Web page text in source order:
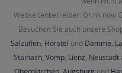
Webseitenbetreiber: Drink now
Besuchen Sie auch unsere
Salzuflen, Hörstel und Damme,
Stainach, Vomp, Lienz, Neustadt